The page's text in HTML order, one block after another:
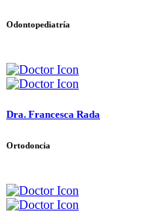
Odontopediatría
Dra. Francesca Rada
Ortodoncia